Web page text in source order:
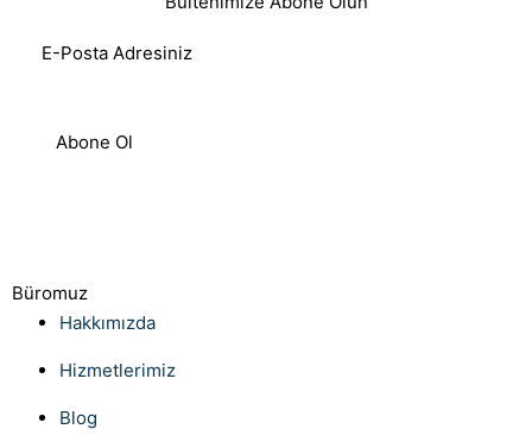
Abone Ol
Büromuz
Hakkımızda
Hizmetlerimiz
Blog